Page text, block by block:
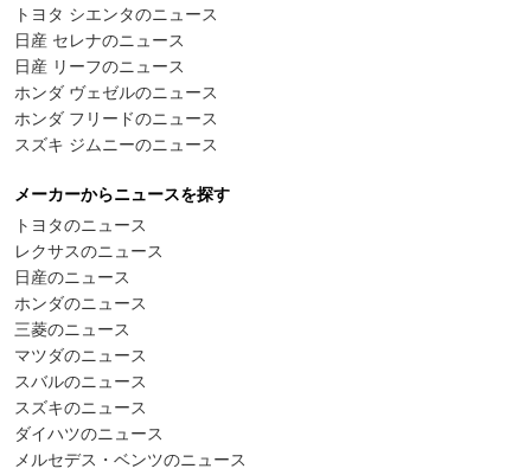
トヨタ シエンタのニュース
日産 セレナのニュース
日産 リーフのニュース
ホンダ ヴェゼルのニュース
ホンダ フリードのニュース
スズキ ジムニーのニュース
メーカーからニュースを探す
トヨタのニュース
レクサスのニュース
日産のニュース
ホンダのニュース
三菱のニュース
マツダのニュース
スバルのニュース
スズキのニュース
ダイハツのニュース
メルセデス・ベンツのニュース